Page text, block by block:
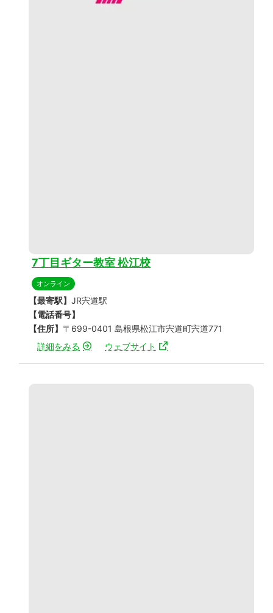
7丁目ギター教室 松江校
オンライン
【最寄駅】 JR宍道駅
【電話番号】
【住所】 〒699-0401 島根県松江市宍道町宍道771
詳細をみる
ウェブサイト